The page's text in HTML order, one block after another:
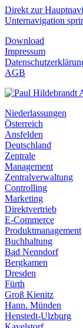
Direkt zur
Unternavigation
Download
Impressum
AGB
Niederlassungen
Österreich
Ansfelden
Deutschland
Zentrale
Management
Zentralverwaltung
Controlling
Marketing
Direktvertrieb
E-Commerce
Produktmanagement
Buchhaltung
Bad Nenndorf
Bergkamen
Dresden
Fürth
Groß Kienitz
Hann. Münden
Henstedt-Ulzburg